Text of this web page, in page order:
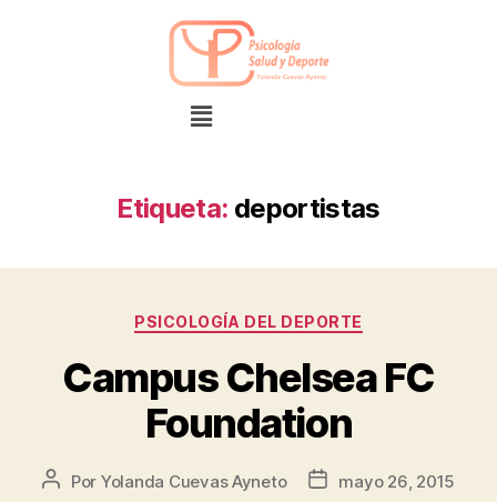
Etiqueta: deportistas
PSICOLOGÍA DEL DEPORTE
Campus Chelsea FC
Foundation
Por Yolanda Cuevas Ayneto
mayo 26, 2015